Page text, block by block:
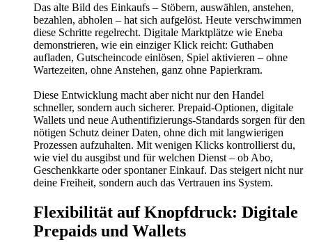
Das alte Bild des Einkaufs – Stöbern, auswählen, anstehen,
bezahlen, abholen – hat sich aufgelöst. Heute verschwimmen
diese Schritte regelrecht. Digitale Marktplätze wie Eneba
demonstrieren, wie ein einziger Klick reicht: Guthaben
aufladen, Gutscheincode einlösen, Spiel aktivieren – ohne
Wartezeiten, ohne Anstehen, ganz ohne Papierkram.
Diese Entwicklung macht aber nicht nur den Handel
schneller, sondern auch sicherer. Prepaid-Optionen, digitale
Wallets und neue Authentifizierungs-Standards sorgen für den
nötigen Schutz deiner Daten, ohne dich mit langwierigen
Prozessen aufzuhalten. Mit wenigen Klicks kontrollierst du,
wie viel du ausgibst und für welchen Dienst – ob Abo,
Geschenkkarte oder spontaner Einkauf. Das steigert nicht nur
deine Freiheit, sondern auch das Vertrauen ins System.
Flexibilität auf Knopfdruck: Digitale
Prepaids und Wallets